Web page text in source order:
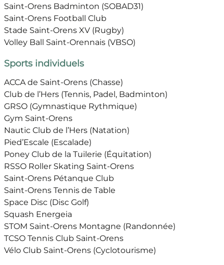
Saint-Orens Badminton (SOBAD31)
Saint-Orens Football Club
Stade Saint-Orens XV (Rugby)
Volley Ball Saint-Orennais (VBSO)
Sports individuels
ACCA de Saint-Orens (Chasse)
Club de l’Hers (Tennis, Padel, Badminton)
GRSO (Gymnastique Rythmique)
Gym Saint-Orens
Nautic Club de l’Hers (Natation)
Pied’Escale (Escalade)
Poney Club de la Tuilerie (Équitation)
RSSO Roller Skating Saint-Orens
Saint-Orens Pétanque Club
Saint-Orens Tennis de Table
Space Disc (Disc Golf)
Squash Energeia
STOM Saint-Orens Montagne (Randonnée)
TCSO Tennis Club Saint-Orens
Vélo Club Saint-Orens (Cyclotourisme)